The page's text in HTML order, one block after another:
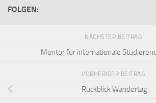
FOLGEN:
NÄCHSTER BEITRAG
Mentor für internationale
VORHERIGER BEITRAG
Rückblick Wandertag